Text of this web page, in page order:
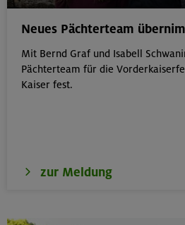
Neues Pächterteam
Mit Bernd Graf und Isabell
Pächterteam für die
Kaiser fest.
zur Meldung